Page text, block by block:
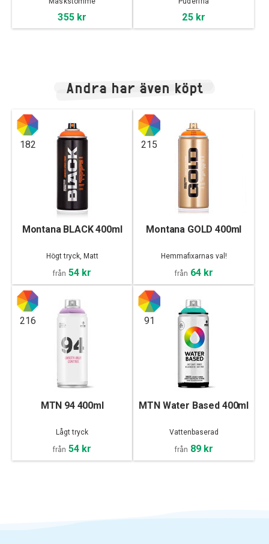
355 kr 25 kr
Andra har även köpt
182
Montana BLACK 400ml
Högt tryck, Matt
från 54 kr
215
Montana GOLD 400ml
Hemmafixarnas val!
från 64 kr
216
MTN 94 400ml
Lågt tryck
från 54 kr
91
MTN Water Based 400ml
Vattenbaserad
från 89 kr